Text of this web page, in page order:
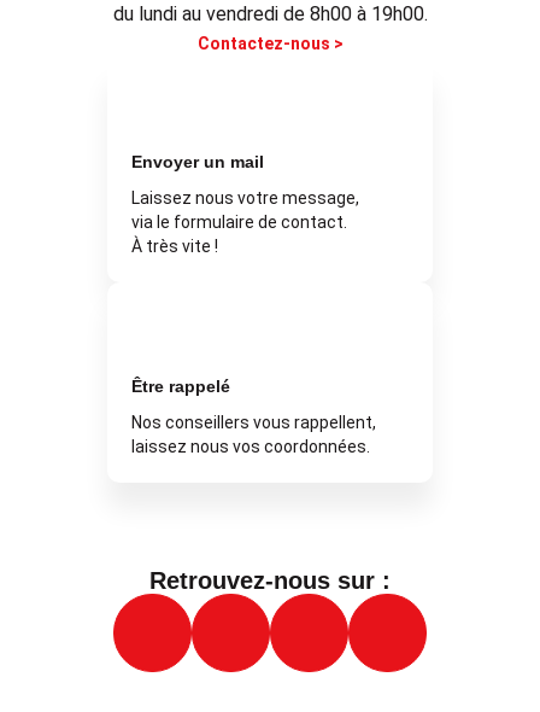
du lundi au vendredi de 8h00 à 19h00.
Contactez-nous >
Envoyer un mail
Laissez nous votre message,
via le formulaire de contact.
À très vite !
Être rappelé
Nos conseillers vous rappellent,
laissez nous vos coordonnées.
Retrouvez-nous sur :